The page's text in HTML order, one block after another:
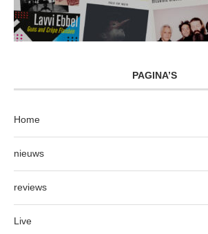
PAGINA’S
Home
nieuws
reviews
Live